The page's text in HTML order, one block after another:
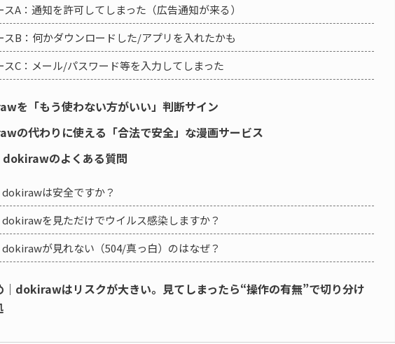
スA：通知を許可してしまった（広告通知が来る）
スB：何かダウンロードした/アプリを入れたかも
スC：メール/パスワード等を入力してしまった
を「もう使わない方がいい」判断サイン
の代わりに使える「合法で安全」な漫画サービス
dokirawのよくある質問
は安全ですか？
を見ただけでウイルス感染しますか？
が見れない（504/真っ白）のはなぜ？
｜dokirawはリスクが大きい。見てしまったら“操作の有無”で切り分け